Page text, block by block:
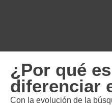
¿Por qué
diferenciar
Con la evolución de la